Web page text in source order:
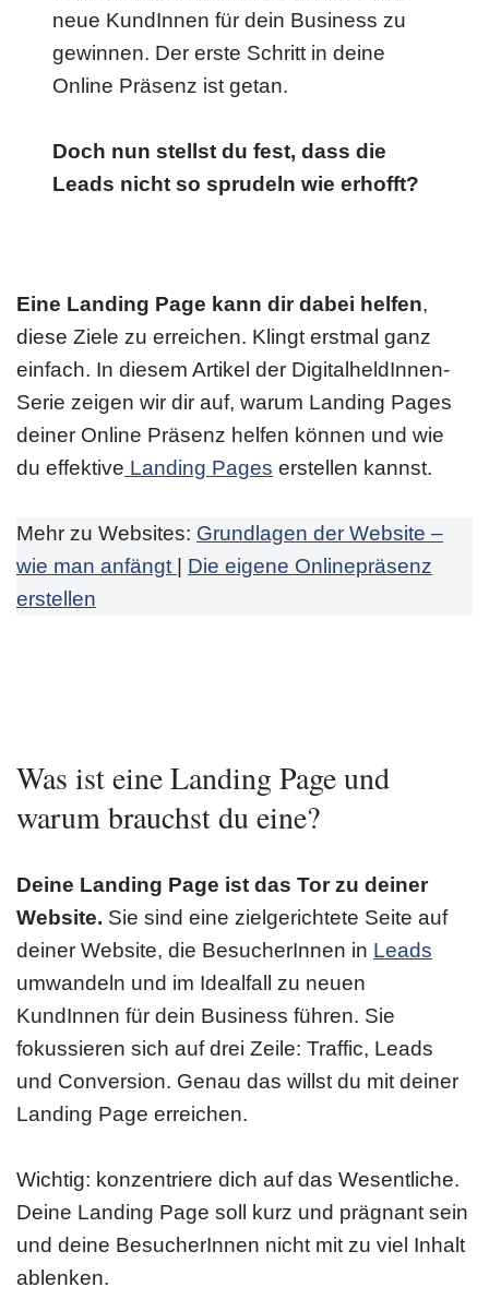
neue KundInnen für dein Business zu
gewinnen. Der erste Schritt in deine
Online Präsenz ist getan.
Doch nun stellst du fest, dass die
Leads nicht so sprudeln wie erhofft?
Eine Landing Page kann dir dabei helfen,
diese Ziele zu erreichen. Klingt erstmal ganz
einfach. In diesem Artikel der DigitalheldInnen-
Serie zeigen wir dir auf, warum Landing Pages
deiner Online Präsenz helfen können und wie
du effektive Landing Pages erstellen kannst.
Mehr zu Websites: Grundlagen der Website –
wie man anfängt
Die eigene Onlinepräsenz
erstellen
Was ist eine Landing Page und
warum brauchst du eine?
Deine Landing Page ist das Tor zu deiner
Website. Sie sind eine zielgerichtete Seite auf
deiner Website, die BesucherInnen in Leads
umwandeln und im Idealfall zu neuen
KundInnen für dein Business führen. Sie
fokussieren sich auf drei Zeile: Traffic, Leads
und Conversion. Genau das willst du mit deiner
Landing Page erreichen.
Wichtig: konzentriere dich auf das Wesentliche.
Deine Landing Page soll kurz und prägnant sein
und deine BesucherInnen nicht mit zu viel Inhalt
ablenken.